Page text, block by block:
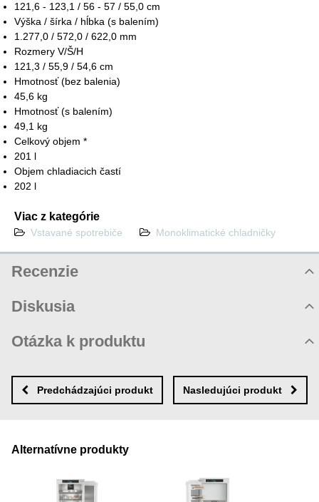
121,6 - 123,1 / 56 - 57 / 55,0 cm
Výška / šírka / hĺbka (s balením)
1.277,0 / 572,0 / 622,0 mm
Rozmery V/Š/H
121,3 / 55,9 / 54,6 cm
Hmotnosť (bez balenia)
45,6 kg
Hmotnosť (s balením)
49,1 kg
Celkový objem *
201 l
Objem chladiacich častí
202 l
Viac z kategórie
Vstavané spotrebiče Monoklimatické chladničky
Recenzie
Diskusia
Zatiaľ nie sú žiadne komentáre! Buďte prvý!
Nový komentár
Otázka k produktu
MENO
VAŠA OTÁZKA K PRODUKTU
Predchádzajúci produkt Nasledujúci produkt
Alternatívne produkty